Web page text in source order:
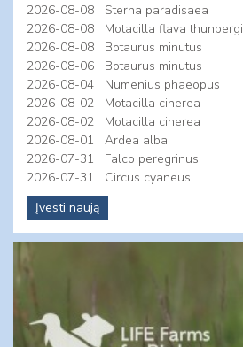
2026-08-08
Sterna paradisaea
2026-08-08
Motacilla flava thunbergi
2026-08-08
Botaurus minutus
2026-08-06
Botaurus minutus
2026-08-04
Numenius phaeopus
2026-08-02
Motacilla cinerea
2026-08-02
Motacilla cinerea
2026-08-01
Ardea alba
2026-07-31
Falco peregrinus
2026-07-31
Circus cyaneus
Įvesti naują